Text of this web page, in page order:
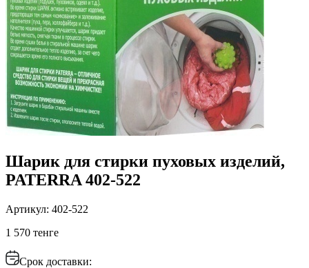
Шарик для стирки пуховых изделий,
PATERRA 402-522
Артикул: 402-522
1 570 тенге
Срок доставки: